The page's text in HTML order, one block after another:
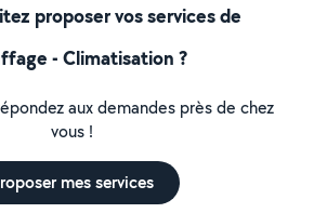
proposer vos services de
- Climatisation ?
aux demandes près de chez
vous !
mes services